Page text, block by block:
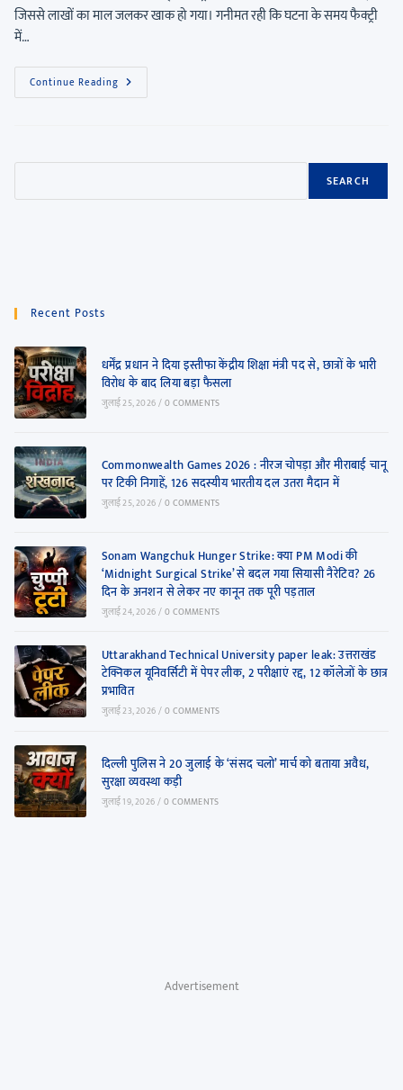
जिससे लाखों का माल जलकर खाक हो गया। गनीमत रही कि घटना के समय फैक्ट्री
में…
Continue Reading
SEARCH
Recent Posts
धर्मेंद्र प्रधान ने दिया इस्तीफा केंद्रीय शिक्षा मंत्री पद से, छात्रों के भारी
विरोध के बाद लिया बड़ा फैसला
जुलाई 25, 2026/0 COMMENTS
Commonwealth Games 2026 : नीरज चोपड़ा और मीराबाई चानू
पर टिकी निगाहें, 126 सदस्यीय भारतीय दल उतरा मैदान में
जुलाई 25, 2026/0 COMMENTS
Sonam Wangchuk Hunger Strike: क्या PM Modi की
‘Midnight Surgical Strike’ से बदल गया सियासी नैरेटिव? 26
दिन के अनशन से लेकर नए कानून तक पूरी पड़ताल
जुलाई 24, 2026/0 COMMENTS
Uttarakhand Technical University paper leak: उत्तराखंड
टेक्निकल यूनिवर्सिटी में पेपर लीक, 2 परीक्षाएं रद्द, 12 कॉलेजों के छात्र
प्रभावित
जुलाई 23, 2026/0 COMMENTS
दिल्ली पुलिस ने 20 जुलाई के ‘संसद चलो’ मार्च को बताया अवैध,
सुरक्षा व्यवस्था कड़ी
जुलाई 19, 2026/0 COMMENTS
Advertisement